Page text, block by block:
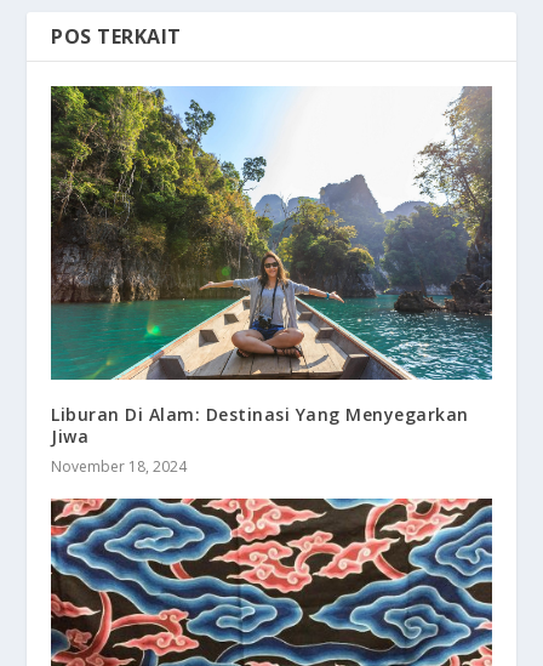
POS TERKAIT
Liburan Di Alam: Destinasi Yang Menyegarkan
Jiwa
November 18, 2024